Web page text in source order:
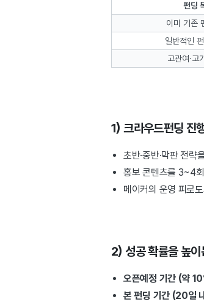
펀딩
이미 기존
일반적인
고관여·고
1) 크라우드펀딩 진
초반·중반·막판 전략
홍보 콘텐츠를 3~4
메이커의 운영 피로
2) 성공 확률을 높이
오픈예정 기간 (약
본 펀딩 기간 (20일